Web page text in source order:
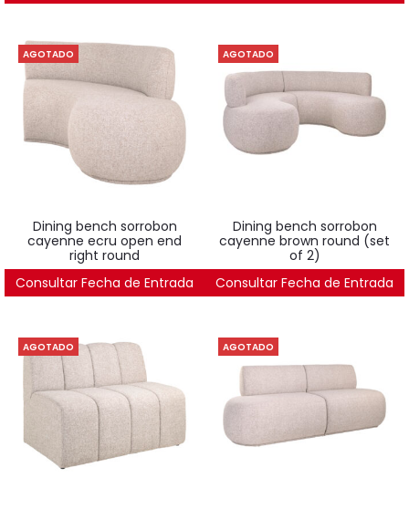
AGOTADO
dining bench sorrobon
cayenne ecru open end
right round
2.439€
Consultar Fecha de Entrada
AGOTADO
dining bench sorrobon
cayenne brown round (set
of 2)
5.288€
Consultar Fecha de Entrada
AGOTADO AGOTADO